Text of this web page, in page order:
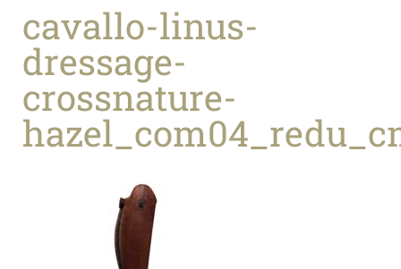
cavallo-linus-
dressage-
crossnature-